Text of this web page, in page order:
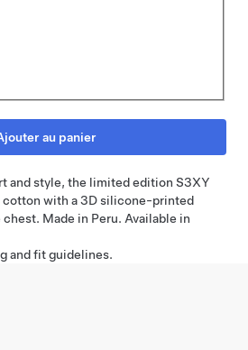
and style, the limited edition S3XY
cotton with a 3D silicone-printed
chest. Made in Peru. Available in
and fit guidelines.